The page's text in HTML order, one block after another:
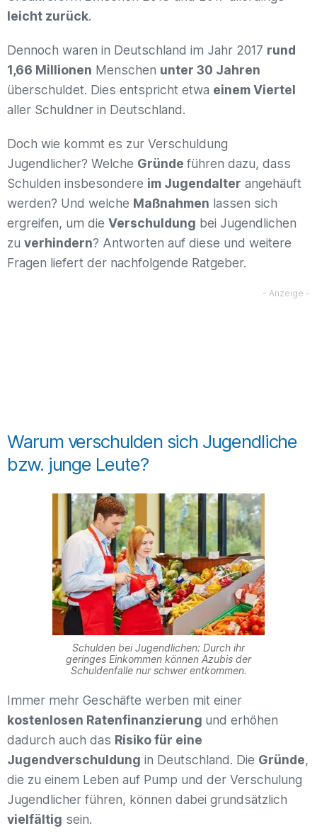
leicht zurück.
Dennoch waren in Deutschland im Jahr 2017 rund
1,66 Millionen Menschen unter 30 Jahren
überschuldet. Dies entspricht etwa einem Viertel
aller Schuldner in Deutschland.
Doch wie kommt es zur Verschuldung
Jugendlicher? Welche Gründe führen dazu, dass
Schulden insbesondere im Jugendalter angehäuft
werden? Und welche Maßnahmen lassen sich
ergreifen, um die Verschuldung bei Jugendlichen
zu verhindern? Antworten auf diese und weitere
Fragen liefert der nachfolgende Ratgeber.
Warum verschulden sich Jugendliche
bzw. junge Leute?
Schulden bei Jugendlichen: Durch ihr
geringes Einkommen können Azubis der
Schuldenfalle nur schwer entkommen.
Immer mehr Geschäfte werben mit einer
kostenlosen Ratenfinanzierung und erhöhen
dadurch auch das Risiko für eine
Jugendverschuldung in Deutschland. Die Gründe,
die zu einem Leben auf Pump und der Verschulung
Jugendlicher führen, können dabei grundsätzlich
vielfältig sein.